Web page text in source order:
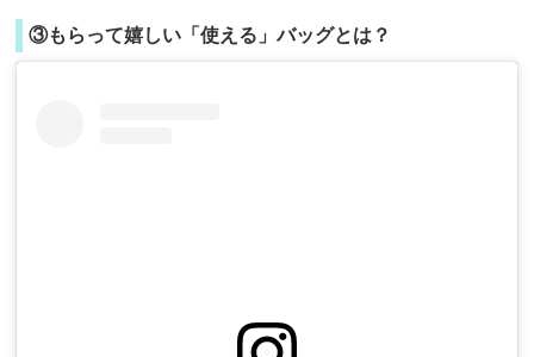
③もらって嬉しい「使える」バッグとは？